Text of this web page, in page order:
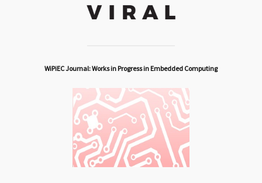
WiPiEC Journal: Works in Progress in Embedded Computing